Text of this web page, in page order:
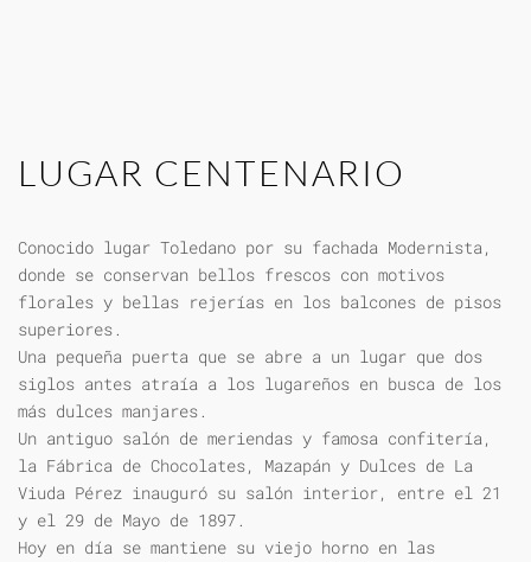
LUGAR CENTENARIO
Conocido lugar Toledano por su fachada Modernista,
donde se conservan bellos frescos con motivos
florales y bellas rejerías en los balcones de pisos
superiores.
Una pequeña puerta que se abre a un lugar que dos
siglos antes atraía a los lugareños en busca de los
más dulces manjares.
Un antiguo salón de meriendas y famosa confitería,
la Fábrica de Chocolates, Mazapán y Dulces de La
Viuda Pérez inauguró su salón interior, entre el 21
y el 29 de Mayo de 1897.
Hoy en día se mantiene su viejo horno en las